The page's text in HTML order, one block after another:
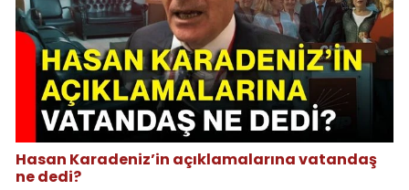
Hasan Karadeniz’in açıklamalarına vatandaş
ne dedi?